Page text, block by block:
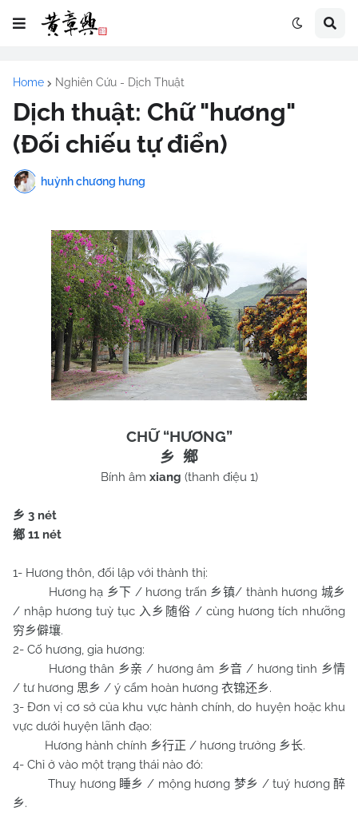
Home Nghiên Cứu - Dịch Thuật
Dịch thuật: Chữ "hương"
(Đối chiếu tự điển)
huỳnh chương hưng
CHỮ “HƯƠNG”
乡 鄉
Bính âm xiang (thanh điệu 1)
乡 3 nét
鄉 11 nét
1- Hương thôn, đối lập với thành thị:
Hương hạ 乡下 / hương trấn 乡镇/ thành hương 城乡
/ nhập hương tuỳ tục 入乡随俗 / cùng hương tích nhưỡng
穷乡僻壤.
2- Cố hương, gia hương:
Hương thân 乡亲 / hương âm 乡音 / hương tình 乡情
/ tư hương 思乡 / ý cẩm hoàn hương 衣锦还乡.
3- Đơn vị cơ sở của khu vực hành chính, do huyện hoặc khu
vực dưới huyện lãnh đạo:
Hương hành chính 乡行正 / hương trưởng 乡长.
4- Chỉ ở vào một trạng thái nào đó:
Thuỵ hương 睡乡 / mộng hương 梦乡 / tuý hương醉
乡.